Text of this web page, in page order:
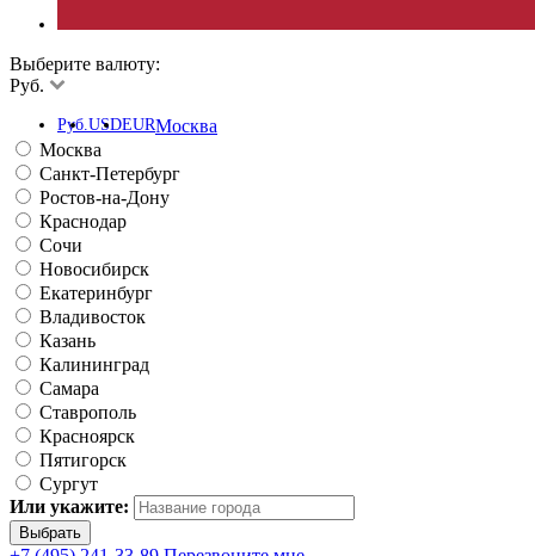
Выберите валюту:
Руб.
Руб.USDEURМосква
Москва
Санкт-Петербург
Ростов-на-Дону
Краснодар
Сочи
Новосибирск
Екатеринбург
Владивосток
Казань
Калининград
Самара
Ставрополь
Красноярск
Пятигорск
Сургут
Или укажите: